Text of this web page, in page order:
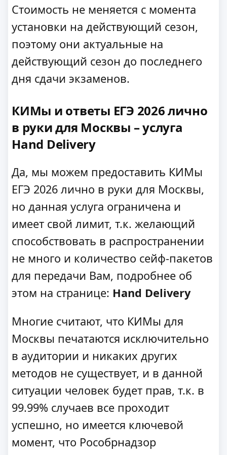
Стоимость не меняется с момента
установки на действующий сезон,
поэтому они актуальные на
действующий сезон до последнего
дня сдачи экзаменов.
КИМы и ответы ЕГЭ 2026 лично
в руки для Москвы – услуга
Hand Delivery
Да, мы можем предоставить КИМы
ЕГЭ 2026 лично в руки для Москвы,
но данная услуга ограничена и
имеет свой лимит, т.к. желающий
способствовать в распространении
не много и количество сейф-пакетов
для передачи Вам, подробнее об
этом на странице: Hand Delivery
Многие считают, что КИМы для
Москвы печатаются исключительно
в аудитории и никаких других
методов не существует, и в данной
ситуации человек будет прав, т.к. в
99.99% случаев все проходит
успешно, но имеется ключевой
момент, что Рособрнадзор